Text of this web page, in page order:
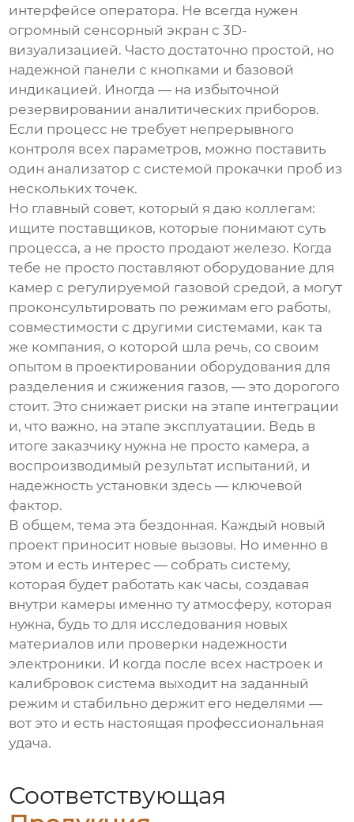
интерфейсе оператора. Не всегда нужен
огромный сенсорный экран с 3D-
визуализацией. Часто достаточно простой, но
надежной панели с кнопками и базовой
индикацией. Иногда — на избыточной
резервировании аналитических приборов.
Если процесс не требует непрерывного
контроля всех параметров, можно поставить
один анализатор с системой прокачки проб из
нескольких точек.
Но главный совет, который я даю коллегам:
ищите поставщиков, которые понимают суть
процесса, а не просто продают железо. Когда
тебе не просто поставляют оборудование для
камер с регулируемой газовой средой, а могут
проконсультировать по режимам его работы,
совместимости с другими системами, как та
же компания, о которой шла речь, со своим
опытом в проектировании оборудования для
разделения и сжижения газов, — это дорогого
стоит. Это снижает риски на этапе интеграции
и, что важно, на этапе эксплуатации. Ведь в
итоге заказчику нужна не просто камера, а
воспроизводимый результат испытаний, и
надежность установки здесь — ключевой
фактор.
В общем, тема эта бездонная. Каждый новый
проект приносит новые вызовы. Но именно в
этом и есть интерес — собрать систему,
которая будет работать как часы, создавая
внутри камеры именно ту атмосферу, которая
нужна, будь то для исследования новых
материалов или проверки надежности
электроники. И когда после всех настроек и
калибровок система выходит на заданный
режим и стабильно держит его неделями —
вот это и есть настоящая профессиональная
удача.
Соответствующая